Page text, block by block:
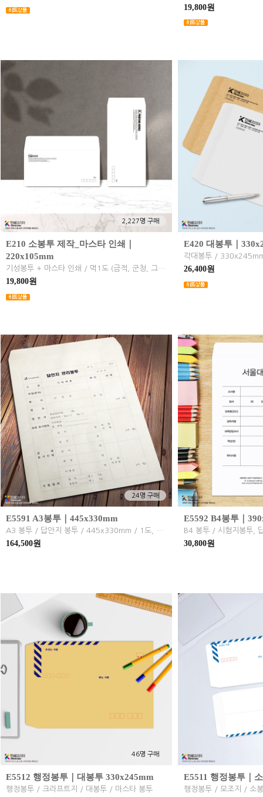
19,800원
2,227명 구매
E210 소봉투 제작_마스타 인쇄｜
220x105mm
기성봉투 + 마스타 인쇄 / 먹1도 (금적, 군청, 그 외 견적) / 소봉투 220x105mm / 다대봉투, 자켓봉투
19,800원
E420 대봉투｜
26,400원
24명 구매
E5591 A3봉투｜445x330mm
A3 봉투 / 답안지 봉투 / 445x330mm / 1도, 2도 인쇄 / 크라프트지 / 마스타 인쇄
164,500원
E5592 B4봉투｜
30,800원
46명 구매
E5512 행정봉투｜대봉투 330x245mm
행정봉투 / 크라프트지 / 대봉투 / 마스타 봉투
E5511 행정봉투｜
행정봉투 / 모조지 / 소